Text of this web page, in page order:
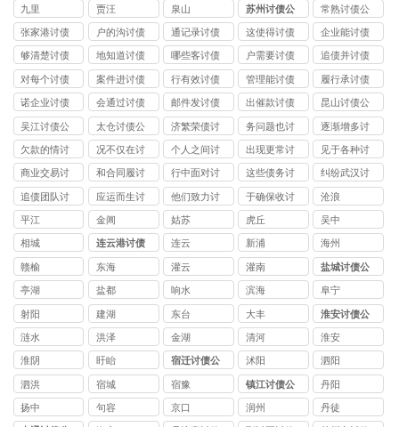
九里 贾汪 泉山
苏州讨债公
司
常熟讨债公
司
张家港讨债
公司
户的沟讨债
公司
通记录讨债
公司
这使得讨债
公司
企业能讨债
公司
够清楚讨债
公司
地知道讨债
公司
哪些客讨债
公司
户需要讨债
公司
追债并讨债
公司
对每个讨债
公司
案件进讨债
公司
行有效讨债
公司
管理能讨债
公司
履行承讨债
公司
诺企业讨债
公司
会通过讨债
公司
邮件发讨债
公司
出催款讨债
公司
昆山讨债公
司
吴江讨债公
司
太仓讨债公
司
济繁荣债讨
债公司
务问题也讨
债公司
逐渐增多讨
债公司
欠款的情讨
债公司
况不仅在讨
债公司
个人之间讨
债公司
出现更常讨
债公司
见于各种讨
债公司
商业交易讨
债公司
和合同履讨
债公司
行中面对讨
债公司
这些债务讨
债公司
纠纷武汉讨
债公司
追债团队讨
债公司
应运而生讨
债公司
他们致力讨
债公司
于确保收讨
债公司
沧浪
平江 金阊 姑苏 虎丘 吴中
相城
连云港讨债
公司
连云 新浦 海州
赣榆 东海 灌云 灌南
盐城讨债公
司
亭湖 盐都 响水 滨海 阜宁
射阳 建湖 东台 大丰
淮安讨债公
司
涟水 洪泽 金湖 清河 淮安
淮阴 盱眙
宿迁讨债公
司
沭阳 泗阳
泗洪 宿城 宿豫
镇江讨债公
司
丹阳
扬中 句容 京口 润州 丹徒